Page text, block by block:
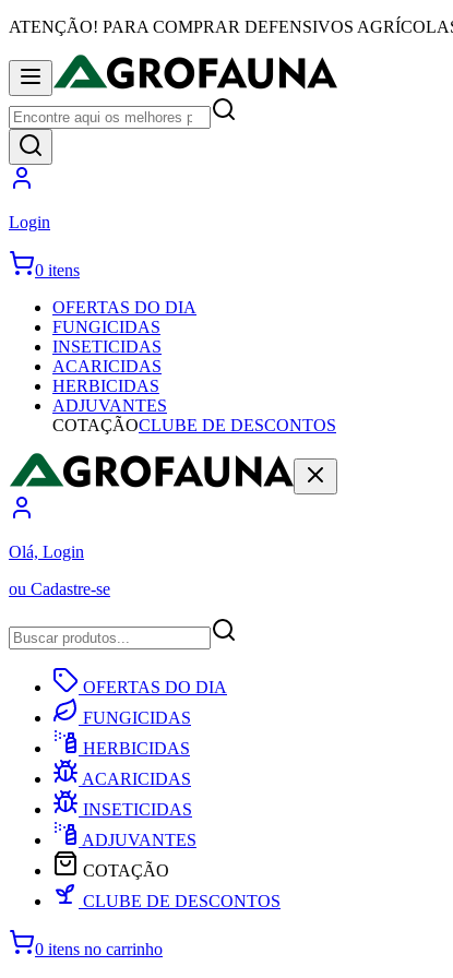
ATENÇÃO! PARA COMPRAR DEFENSIVOS
Login
0 itens
OFERTAS DO DIA
FUNGICIDAS
INSETICIDAS
ACARICIDAS
HERBICIDAS
ADJUVANTES
COTAÇÃOCLUBE DE DESCONTOS
Olá, Login
ou Cadastre-se
OFERTAS DO DIA
FUNGICIDAS
HERBICIDAS
ACARICIDAS
INSETICIDAS
ADJUVANTES
COTAÇÃO
CLUBE DE DESCONTOS
0 itens no carrinho